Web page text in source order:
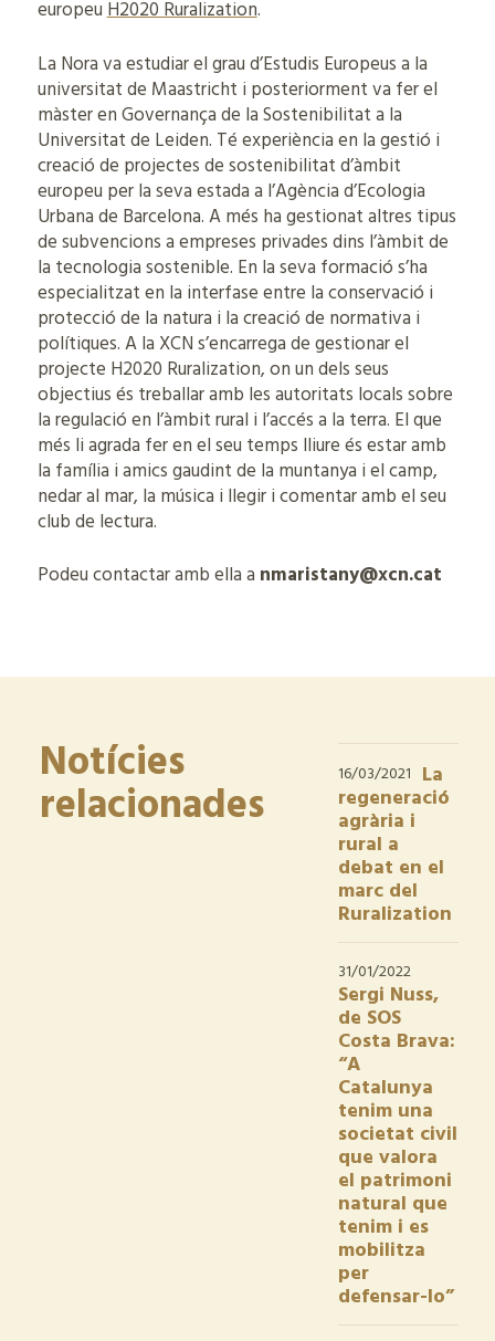
europeuH2020 Ruralization.
La Nora va estudiar el grau d’Estudis Europeus a la
universitat de Maastricht i posteriorment va fer el
màster en Governança de la Sostenibilitat a la
Universitat de Leiden. Té experiència en la gestió i
creació de projectes de sostenibilitat d’àmbit
europeu per la seva estada a l’Agència d’Ecologia
Urbana de Barcelona. A més ha gestionat altres tipus
de subvencions a empreses privades dins l’àmbit de
la tecnologia sostenible. En la seva formació s’ha
especialitzat en la interfase entre la conservació i
protecció de la natura i la creació de normativa i
polítiques. A la XCN s’encarrega de gestionar el
projecte H2020 Ruralization, on un dels seus
objectius és treballar amb les autoritats locals sobre
la regulació en l’àmbit rural i l’accés a la terra. El que
més li agrada fer en el seu temps lliure és estar amb
la família i amics gaudint de la muntanya i el camp,
nedar al mar, la música i llegir i comentar amb el seu
club de lectura.
Podeu contactar amb ella a nmaristany@xcn.cat
Notícies
relacionades
16/03/2021 La
regeneració
agrària i
rural a
debat en el
marc del
Ruralization
31/01/2022
Sergi Nuss,
de SOS
Costa Brava:
“A
Catalunya
tenim una
societat civil
que valora
el patrimoni
natural que
tenim i es
mobilitza
per
defensar-lo”